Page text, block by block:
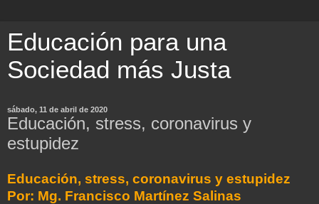
Educación para una
Sociedad más Justa
sábado, 11 de abril de 2020
Educación, stress, coronavirus y
estupidez
Educación, stress, coronavirus y estupidez
Por: Mg. Francisco Martínez Salinas